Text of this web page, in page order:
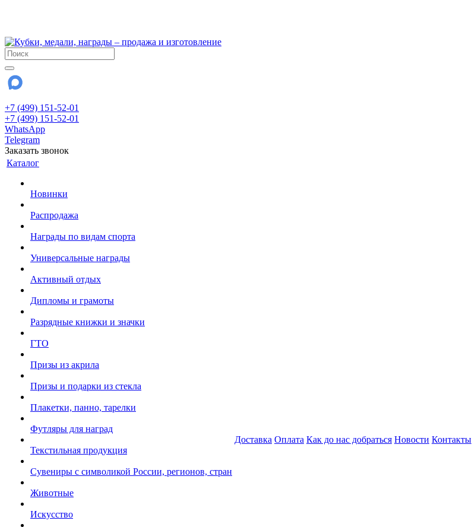
+7 (499) 151-52-01
+7 (499) 151-52-01
WhatsApp
Telegram
Заказать звонок
Каталог
Новинки
Распродажа
Награды по видам спорта
Универсальные награды
Активный отдых
Дипломы и грамоты
Разрядные книжки и значки
ГТО
Призы из акрила
Призы и подарки из стекла
Плакетки, панно, тарелки
Футляры для наград
Текстильная продукция
Сувениры с символикой России, регионов, стран
Животные
Искусство
Доставка Оплата Как до нас добраться Новости Контакты